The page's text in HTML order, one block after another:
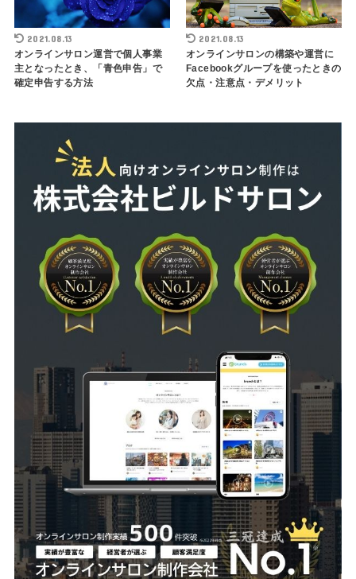
2021.08.13
オンラインサロン運営で個人事業
主となったとき、「青色申告」で
確定申告する方法
2021.08.13
オンラインサロンの構築や運営に
Facebookグループを使ったときの
欠点・注意点・デメリット